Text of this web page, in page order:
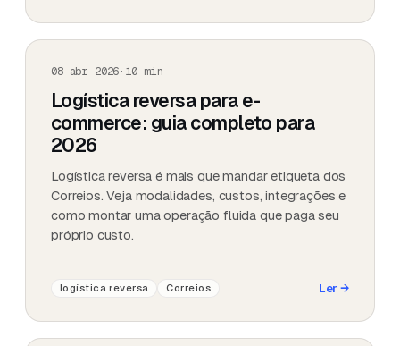
08 abr 2026 · 10min
Logística reversa para e-
commerce: guia completo para
2026
Logística reversa é mais que mandar etiqueta dos
Correios. Veja modalidades, custos, integrações e
como montar uma operação fluida que paga seu
próprio custo.
logística reversa Correios Ler→